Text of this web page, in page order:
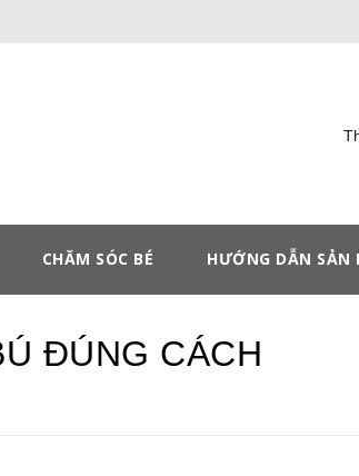
CHĂM SÓC BÉ HƯỚNG DẪN SẢN
ĐÚNG CÁCH